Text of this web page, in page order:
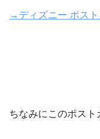
→ディズニー ポス
ちなみにこのポスト